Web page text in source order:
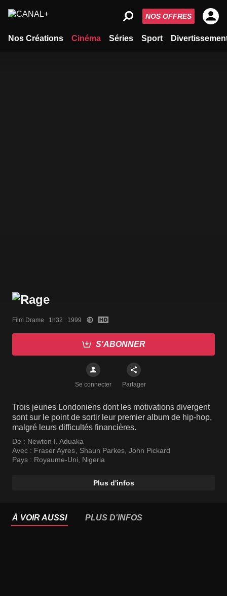
Nos Créations Cinéma Séries Sport
NOS OFFRES
Film Drame   1h32   1999
S'ABONNER
Se connecter Partager
Trois jeunes Londoniens dont les motivations divergent
sont sur le point de sortir leur premier album de hip-hop,
malgré leurs difficultés financières.
De : Newton I. Aduaka
Avec : Fraser Ayres, Shaun Parkes, John Pickard
Pays : Royaume-Uni, Nigeria
Plus d'infos
À VOIR AUSSI PLUS D'INFOS